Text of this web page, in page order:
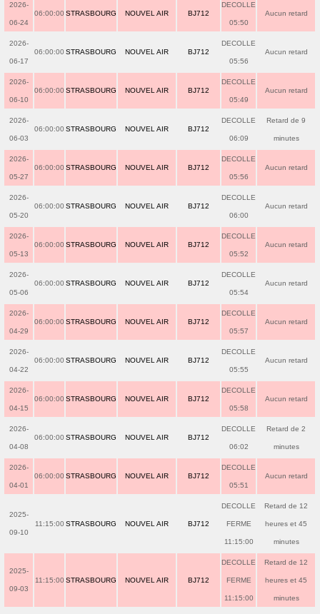
2026-
06-24
06:00:00 STRASBOURG NOUVEL AIR BJ712
DECOLLE
05:50
Aucun retard
2026-
06-17
06:00:00 STRASBOURG NOUVEL AIR BJ712
DECOLLE
05:56
Aucun retard
2026-
06-10
06:00:00 STRASBOURG NOUVEL AIR BJ712
DECOLLE
05:49
Aucun retard
2026-
06-03
06:00:00 STRASBOURG NOUVEL AIR BJ712
DECOLLE
06:09
Retard de 9
minutes
2026-
05-27
06:00:00 STRASBOURG NOUVEL AIR BJ712
DECOLLE
05:56
Aucun retard
2026-
05-20
06:00:00 STRASBOURG NOUVEL AIR BJ712
DECOLLE
06:00
Aucun retard
2026-
05-13
06:00:00 STRASBOURG NOUVEL AIR BJ712
DECOLLE
05:52
Aucun retard
2026-
05-06
06:00:00 STRASBOURG NOUVEL AIR BJ712
DECOLLE
05:54
Aucun retard
2026-
04-29
06:00:00 STRASBOURG NOUVEL AIR BJ712
DECOLLE
05:57
Aucun retard
2026-
04-22
06:00:00 STRASBOURG NOUVEL AIR BJ712
DECOLLE
05:55
Aucun retard
2026-
04-15
06:00:00 STRASBOURG NOUVEL AIR BJ712
DECOLLE
05:58
Aucun retard
2026-
04-08
06:00:00 STRASBOURG NOUVEL AIR BJ712
DECOLLE
06:02
Retard de 2
minutes
2026-
04-01
06:00:00 STRASBOURG NOUVEL AIR BJ712
DECOLLE
05:51
Aucun retard
2025-
09-10
11:15:00 STRASBOURG NOUVEL AIR BJ712
DECOLLE
FERME
11:15:00
Retard de 12
heures et 45
minutes
2025-
09-03
11:15:00 STRASBOURG NOUVEL AIR BJ712
DECOLLE
FERME
11:15:00
Retard de 12
heures et 45
minutes